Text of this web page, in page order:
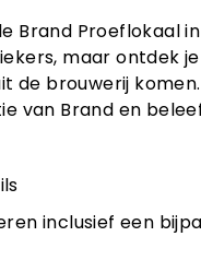
Brand Proeflokaal
maar ontdek
de brouwerij
van Brand en
inclusief een